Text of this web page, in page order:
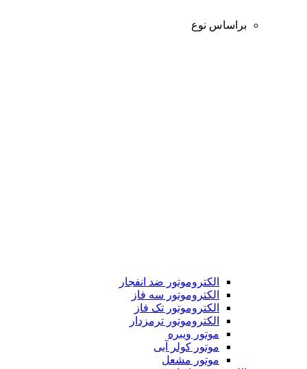
براساس نوع
الکتروموتور ضد انفجار
الکتروموتور سه فاز
الکتروموتور تک فاز
الکتروموتور ترمزدار
موتور ویبره
موتور کولر آبی
موتور مشعل